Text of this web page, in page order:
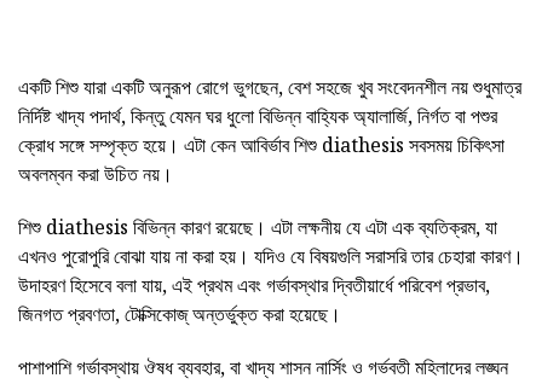
একটি শিশু যারা একটি অনুরূপ রোগে ভুগছেন, বেশ সহজে খুব সংবেদনশীল নয় শুধুমাত্র
নির্দিষ্ট খাদ্য পদার্থ, কিন্তু যেমন ঘর ধুলো বিভিন্ন বাহ্যিক অ্যালার্জি, নির্গত বা পশুর
ক্রোধ সঙ্গে সম্পৃক্ত হয়ে। এটা কেন আবির্ভাব শিশু diathesis সবসময় চিকিৎসা
অবলম্বন করা উচিত নয়।
শিশু diathesis বিভিন্ন কারণ রয়েছে। এটা লক্ষনীয় যে এটা এক ব্যতিক্রম, যা
এখনও পুরোপুরি বোঝা যায় না করা হয়। যদিও যে বিষয়গুলি সরাসরি তার চেহারা কারণ।
উদাহরণ হিসেবে বলা যায়, এই প্রথম এবং গর্ভাবস্থার দ্বিতীয়ার্ধে পরিবেশ প্রভাব,
জিনগত প্রবণতা, টোক্সিকোজ্ অন্তর্ভুক্ত করা হয়েছে।
পাশাপাশি গর্ভাবস্থায় ঔষধ ব্যবহার, বা খাদ্য শাসন নার্সিং ও গর্ভবতী মহিলাদের লঙ্ঘন